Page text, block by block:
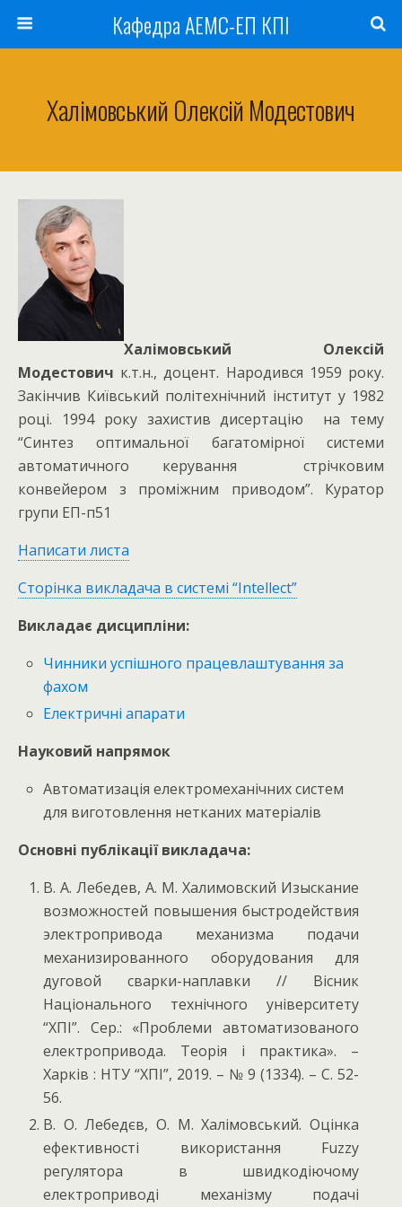
Кафедра АЕМС-ЕП КПІ
Халімовський Олексій Модестович
Халімовський Олексій
Модестович к.т.н., доцент. Народився 1959 року.
Закінчив Київський політехнічний інститут у 1982
році. 1994 року захистив дисертацію на тему
“Синтез оптимальної багатомірної системи
автоматичного керування стрічковим
конвейером з проміжним приводом”. Куратор
групи ЕП-п51
Написати листа
Сторінка викладача в системі “Іntellect”
Викладає дисципліни:
Чинники успішного працевлаштування за
фахом
Електричні апарати
Науковий напрямок
Автоматизація електромеханічних систем
для виготовлення нетканих матеріалів
Основні публікації викладача:
В. А. Лебедев, А. М. Халимовский Изыскание
возможностей повышения быстродействия
электропривода механизма подачи
механизированного оборудования для
дуговой сварки-наплавки // Вісник
Національного технічного університету
“ХПІ”. Сер.: «Проблеми автоматизованого
електропривода. Теорія і практика». –
Харків : НТУ “ХПІ”, 2019. – № 9 (1334). – С. 52-
56.
В. О. Лебедєв, О. М. Халімовський. Оцінка
ефективності використання Fuzzy
регулятора в швидкодіючому
електроприводі механізму подачі